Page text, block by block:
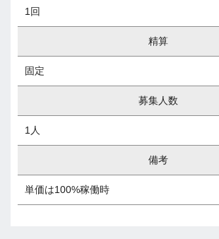
1回
精算
固定
募集人数
1人
備考
単価は100%稼働時